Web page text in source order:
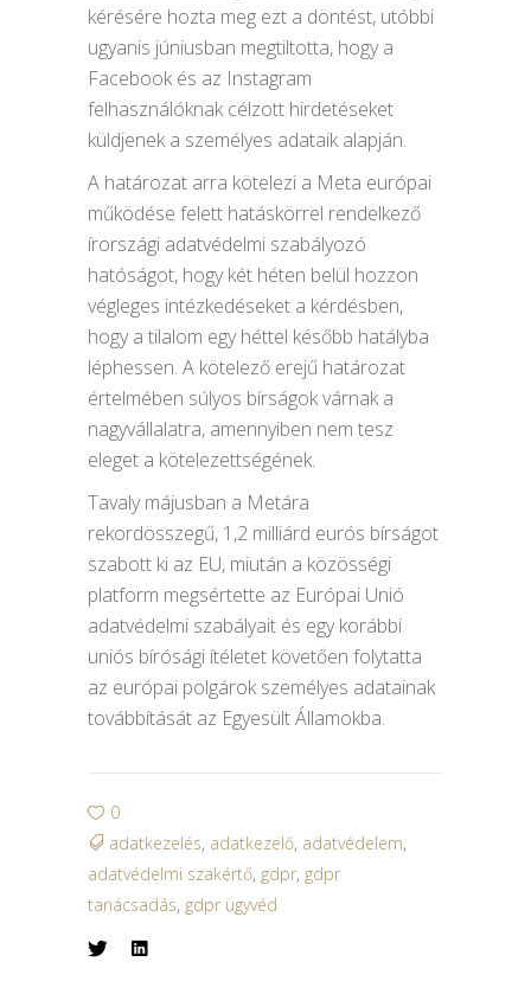
kérésére hozta meg ezt a döntést, utóbbi
ugyanis júniusban megtiltotta, hogy a
Facebook és az Instagram
felhasználóknak célzott hirdetéseket
küldjenek a személyes adataik alapján.
A határozat arra kötelezi a Meta európai
működése felett hatáskörrel rendelkező
írországi adatvédelmi szabályozó
hatóságot, hogy két héten belül hozzon
végleges intézkedéseket a kérdésben,
hogy a tilalom egy héttel később hatályba
léphessen. A kötelező erejű határozat
értelmében súlyos bírságok várnak a
nagyvállalatra, amennyiben nem tesz
eleget a kötelezettségének.
Tavaly májusban a Metára
rekordösszegű, 1,2 milliárd eurós bírságot
szabott ki az EU, miután a közösségi
platform megsértette az Európai Unió
adatvédelmi szabályait és egy korábbi
uniós bírósági ítéletet követően folytatta
az európai polgárok személyes adatainak
továbbítását az Egyesült Államokba.
0
adatkezelés, adatkezelő, adatvédelem,
adatvédelmi szakértő, gdpr, gdpr
tanácsadás, gdpr ügyvéd